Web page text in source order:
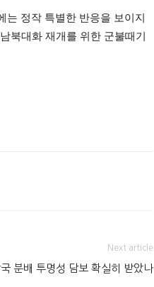
는 정작 특별한 반응을 보이지
북대화 재개를 위한 군불때기
Next article
분배 투명성 담보 확실히 받았나